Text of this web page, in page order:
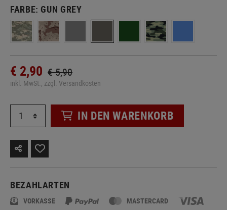
FARBE: GUN GREY
€ 2,90 € 5,90
inkl. MwSt., zzgl. Versandkosten
IN DEN WARENKORB
BEZAHLARTEN
VORKASSE MASTERCARD